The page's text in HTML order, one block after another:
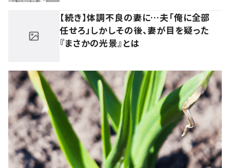
【続き】体調不良の妻に…夫「俺に全部
任せろ」しかしその後、妻が目を疑った
『まさかの光景』とは